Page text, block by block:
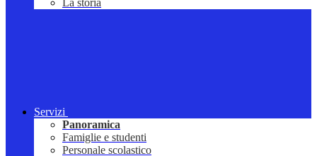
La storia
Servizi
Panoramica
Famiglie e studenti
Personale scolastico